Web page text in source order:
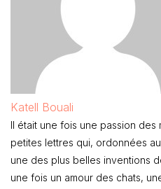
Katell Bouali
Il était une fois une passion des
petites lettres qui, ordonnées
une des plus belles inventions
une fois un amour des chats,